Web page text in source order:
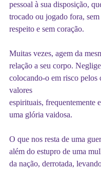
pessoal à sua disposição,
trocado ou jogado fora,
respeito e sem coração.
Muitas vezes, agem da
relação a seu corpo.
colocando-o em risco pelos
valores
espirituais, frequentemente
uma glória vaidosa.
O que nos resta de uma
além do estupro de uma
da nação, derrotada,